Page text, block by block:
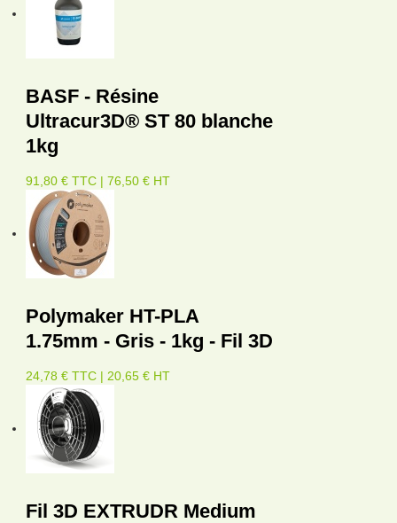
BASF - Résine
Ultracur3D® ST 80 blanche
1kg
91,80 € TTC | 76,50 € HT
Polymaker HT-PLA
1.75mm - Gris - 1kg - Fil 3D
24,78 € TTC | 20,65 € HT
Fil 3D EXTRUDR Medium